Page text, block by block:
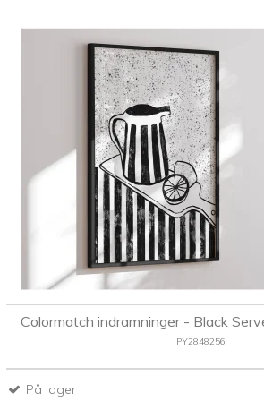
Colormatch indramninger - Black
PY2848256
På lager